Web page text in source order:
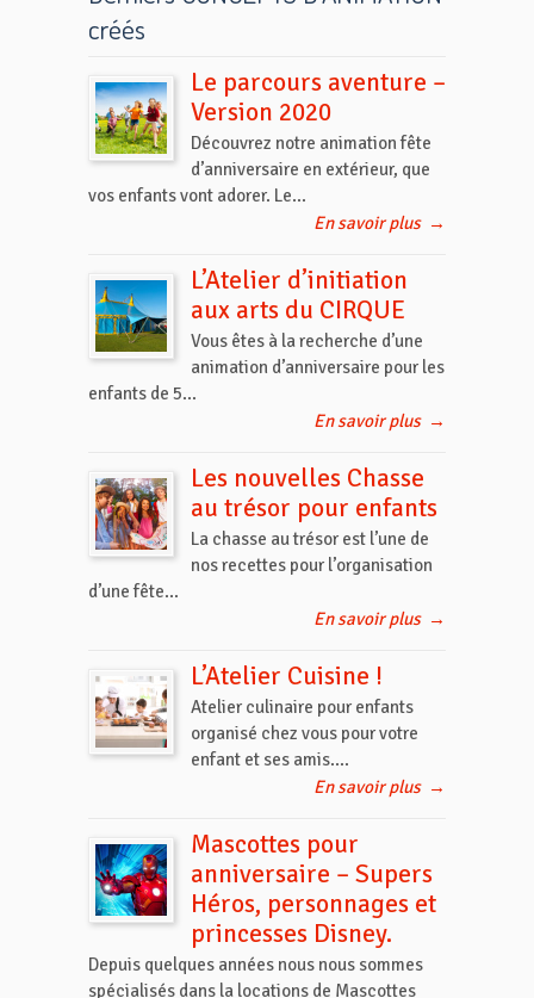
créés
Le parcours aventure –
Version 2020
Découvrez notre animation fête
d’anniversaire en extérieur, que
vos enfants vont adorer. Le...
En savoir plus →
L’Atelier d’initiation
aux arts du CIRQUE
Vous êtes à la recherche d’une
animation d’anniversaire pour les
enfants de 5...
En savoir plus →
Les nouvelles Chasse
au trésor pour enfants
La chasse au trésor est l’une de
nos recettes pour l’organisation
d’une fête...
En savoir plus →
L’Atelier Cuisine !
Atelier culinaire pour enfants
organisé chez vous pour votre
enfant et ses amis....
En savoir plus →
Mascottes pour
anniversaire – Supers
Héros, personnages et
princesses Disney.
Depuis quelques années nous nous sommes
spécialisés dans la locations de Mascottes